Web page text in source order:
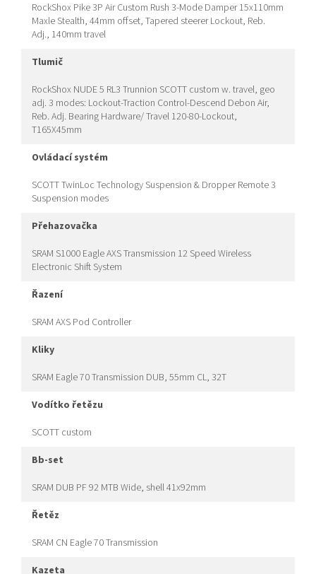
RockShox Pike 3P Air Custom Rush 3-Mode Damper 15x110mm
Maxle Stealth, 44mm offset, Tapered steerer Lockout, Reb.
Adj., 140mm travel
tlumič
RockShox NUDE 5 RL3 Trunnion SCOTT custom w. travel, geo
adj. 3 modes: Lockout-Traction Control-Descend Debon Air,
Reb. Adj. Bearing Hardware/ Travel 120-80-Lockout,
T165X45mm
ovládací systém
SCOTT TwinLoc Technology Suspension & Dropper Remote 3
Suspension modes
přehazovačka
SRAM S1000 Eagle AXS Transmission 12 Speed Wireless
Electronic Shift System
řazení
SRAM AXS Pod Controller
kliky
SRAM Eagle 70 Transmission DUB, 55mm CL, 32T
vodítko řetězu
SCOTT custom
bb-set
SRAM DUB PF 92 MTB Wide, shell 41x92mm
řetěz
SRAM CN Eagle 70 Transmission
kazeta